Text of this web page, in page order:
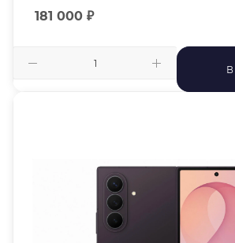
181 000 ₽